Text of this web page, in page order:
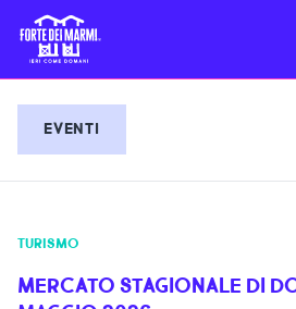
EVENTI
NOTIZIE
EVENTI
TURISMO
MERCATO STAGIONALE DI